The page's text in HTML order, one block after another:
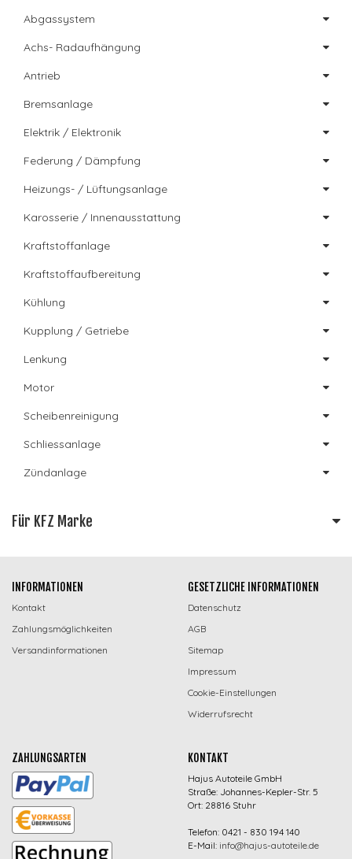
Abgassystem
Achs- Radaufhängung
Antrieb
Bremsanlage
Elektrik / Elektronik
Federung / Dämpfung
Heizungs- / Lüftungsanlage
Karosserie / Innenausstattung
Kraftstoffanlage
Kraftstoffaufbereitung
Kühlung
Kupplung / Getriebe
Lenkung
Motor
Scheibenreinigung
Schliessanlage
Zündanlage
Für KFZ Marke
INFORMATIONEN
Kontakt
Zahlungsmöglichkeiten
Versandinformationen
GESETZLICHE INFORMATIONEN
Datenschutz
AGB
Sitemap
Impressum
Cookie-Einstellungen
Widerrufsrecht
ZAHLUNGSARTEN KONTAKT
Hajus Autoteile GmbH
Straße: Johannes-Kepler-Str. 5
Ort: 28816 Stuhr
Telefon: 0421 - 830 194 140
E-Mail: info@hajus-autoteile.de